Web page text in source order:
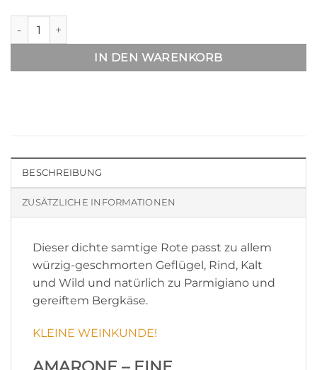
------ ANTICHE TERRE ------ Amarone Menge
IN DEN WARENKORB
BESCHREIBUNG
ZUSÄTZLICHE INFORMATIONEN
Dieser dichte samtige Rote passt zu allem
würzig-geschmorten Geflügel, Rind, Kalt
und Wild und natürlich zu Parmigiano und
gereiftem Bergkäse.
KLEINE WEINKUNDE!